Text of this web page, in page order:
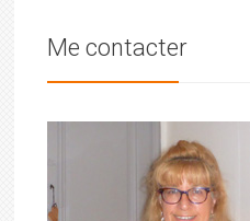
Me contacter